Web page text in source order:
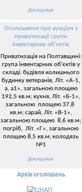
Докладніше
Оголошення про аукціон з
приватизації групи
інвентарних об’єктів
Приватизація на Полтавщині:
група інвентарних об’єктів у
складі: будівля колишнього
будинку ветеранів, Літ. «А-1,
а, а1», загальною площею
192,5 кв.м; кухня, Літ. «Б-1»,
загальною площею 37,8
кв.м; сарай, Літ. «В-1»,
загальною площею 8,6 кв.м;
погріб, Літ. «Г», загальною
площею 8,5 кв.м; колодязь
№1
Докладніше
Архів оголошень